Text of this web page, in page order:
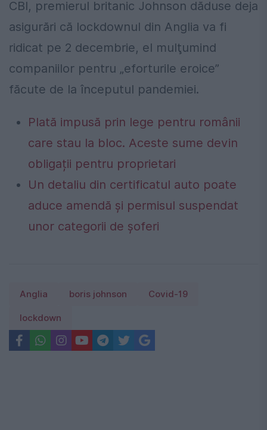
CBI, premierul britanic Johnson dăduse deja
asigurări că lockdownul din Anglia va fi
ridicat pe 2 decembrie, el mulţumind
companiilor pentru „eforturile eroice”
făcute de la începutul pandemiei.
Plată impusă prin lege pentru românii
care stau la bloc. Aceste sume devin
obligații pentru proprietari
Un detaliu din certificatul auto poate
aduce amendă și permisul suspendat
unor categorii de șoferi
Anglia boris johnson Covid-19
lockdown